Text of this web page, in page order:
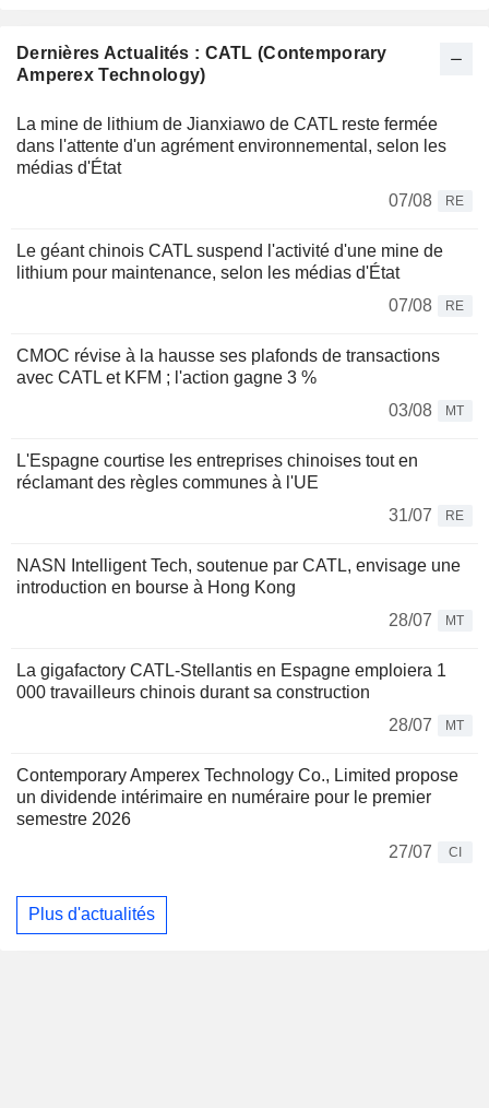
Dernières Actualités : CATL (Contemporary
Amperex Technology)
La mine de lithium de Jianxiawo de CATL reste fermée
dans l'attente d'un agrément environnemental, selon les
médias d'État
07/08
RE
Le géant chinois CATL suspend l'activité d'une mine de
lithium pour maintenance, selon les médias d'État
07/08
RE
CMOC révise à la hausse ses plafonds de transactions
avec CATL et KFM ; l'action gagne 3 %
03/08
MT
L'Espagne courtise les entreprises chinoises tout en
réclamant des règles communes à l'UE
31/07
RE
NASN Intelligent Tech, soutenue par CATL, envisage une
introduction en bourse à Hong Kong
28/07
MT
La gigafactory CATL-Stellantis en Espagne emploiera 1
000 travailleurs chinois durant sa construction
28/07
MT
Contemporary Amperex Technology Co., Limited propose
un dividende intérimaire en numéraire pour le premier
semestre 2026
27/07
CI
Plus d'actualités